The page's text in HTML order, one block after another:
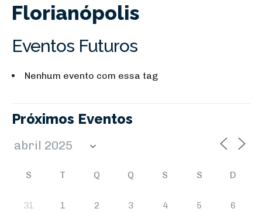
Florianópolis
Eventos Futuros
Nenhum evento com essa tag
Próximos Eventos
S T Q Q S S D
31 1 2 3 4 5 6